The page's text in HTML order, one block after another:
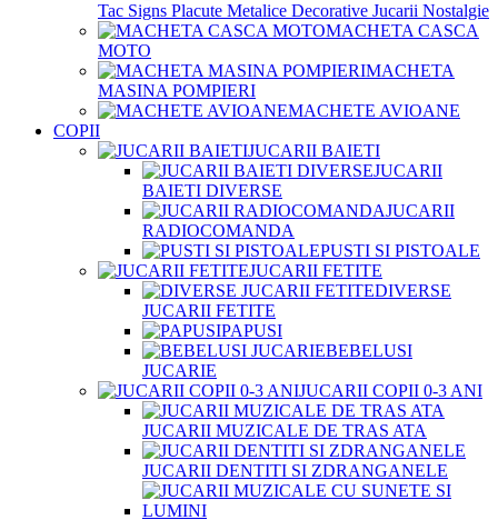
Tac Signs Placute Metalice Decorative Jucarii Nostalgie
MACHETA CASCA
MOTO
MACHETA
MASINA POMPIERI
MACHETE AVIOANE
COPII
JUCARII BAIETI
JUCARII
BAIETI DIVERSE
JUCARII
RADIOCOMANDA
PUSTI SI PISTOALE
JUCARII FETITE
DIVERSE
JUCARII FETITE
PAPUSI
BEBELUSI
JUCARIE
JUCARII COPII 0-3 ANI
JUCARII MUZICALE DE TRAS ATA
JUCARII DENTITI SI ZDRANGANELE